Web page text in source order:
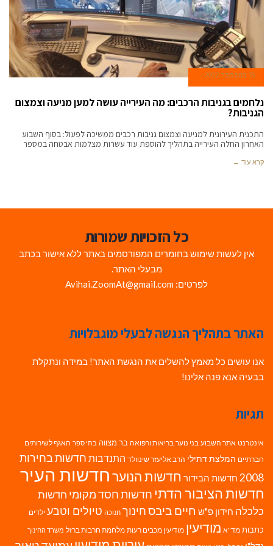
15 בנובמבר 2022
נלחמים בגניבות הרכבים: מה העירייה עושה למען מניעה וצמצום
הגניבות?
התכנית העירונית למניעה וצמצום גניבות רכבים ממשיכה לפעול: בסוף השבוע
האחרון החלה העירייה בתהליך להוספת עוד עשרות מצלמות אבטחה במספר
קרא עוד ←
כל הזכויות שמורות
אין לעשות שימוש בחומרים המפורסמים באתר ללא אישור בכתב
מבעלי האתר.
לפרטים: Avihai.ZoomAt@gmail.com
האתר בתהליך הנגשה לבעלי מוגבלויות
אנו עושים כל מאמץ להשלים את הנגשת האתר! במידה ונתקלת
בבעיה אנא פנה אלינו!
תגיות
אינטרנט אתר השבוע בני נוער בריאות ורפואה בר מצווה בתי ספר האגף לשירותים
חברתיים המלצת דתילי הרב אליעזר שינוולד התנדבות חדשות בחירות
2008 חדשות הבידור חדשות הנוערחדשות העיר
חדשות הציבור הדתי חדשות חסד מקומי חדשות
כלכלה חידון פ"ש חיים ביבסחינוך חנוכה טיולים וטבע ילדים
כתבות מד"א מודיעין מודיעין מכבים רעות מלחמת חרבות ברזל משרד החינוך